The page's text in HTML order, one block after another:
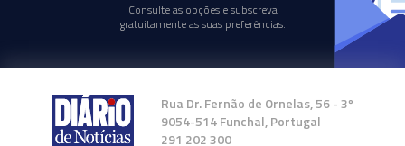
Consulte as opções e subscreva
gratuitamente as suas preferências.
Rua Dr. Fernão de Ornelas, 56 - 3º
9054-514 Funchal, Portugal
291 202 300